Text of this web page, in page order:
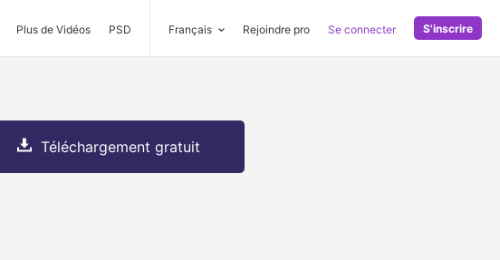
Plus de Vidéos PSD Français Rejoindre pro Se connecter S'inscrire
Téléchargement gratuit